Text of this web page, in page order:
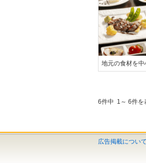
地元の食材を中
6件中 1～ 6件を
広告掲載について